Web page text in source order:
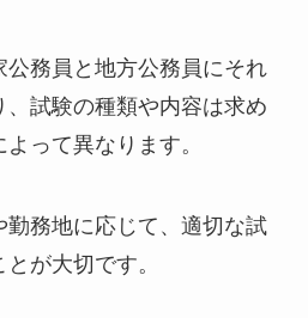
務員と地方公務員にそれ
試験の種類や内容は求め
って異なります。
勤務地に応じて、適切な試
が大切です。